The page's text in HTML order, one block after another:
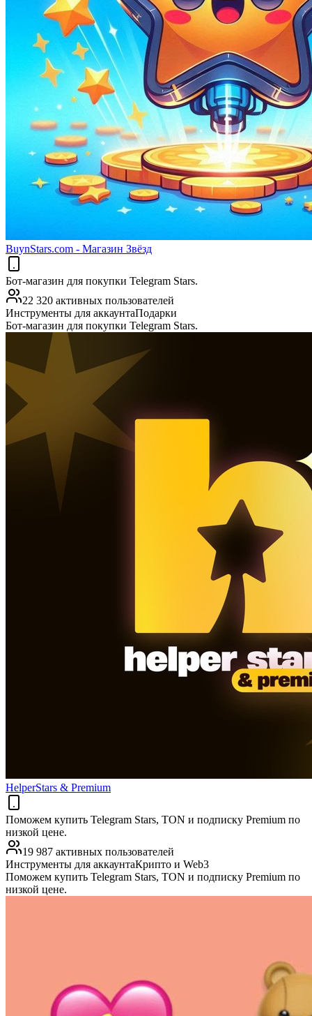
BuynStars.com - Магазин Звёзд
Бот-магазин для покупки Telegram Stars.
22 320 активных пользователей
Инструменты для аккаунтаПодарки
Бот-магазин для покупки Telegram Stars.
HelperStars & Premium
Поможем купить Telegram Stars, TON и подписку Premium по
низкой цене.
19 987 активных пользователей
Инструменты для аккаунтаКрипто и Web3
Поможем купить Telegram Stars, TON и подписку Premium по
низкой цене.